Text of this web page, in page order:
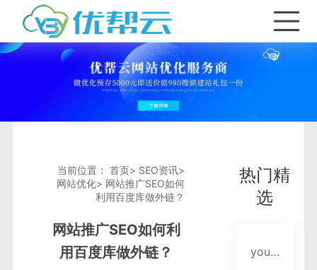
首页
产品与服务
全网seo推广
网站排名出租
SEO资讯
网站优化
合作加盟
当前位置： 首页> SEO资讯>
网站优化> 网站推广SEO如何
利用百度库做外链？
网站推广SEO如何利
用百度库做外链？
热门精
选
youbangyun.cn新版正式上线 重点推广云排名系列服务